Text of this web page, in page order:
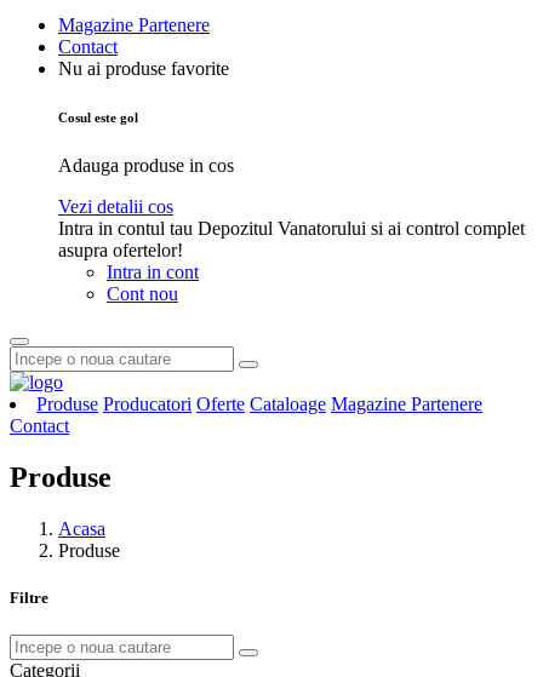
Magazine Partenere
Contact
Nu ai produse favorite
Cosul este gol
Adauga produse in cos
Vezi detalii cos
Intra in contul tau Depozitul Vanatorului si ai control complet
asupra ofertelor!
Intra in cont
Cont nou
Produse Producatori Oferte Cataloage Magazine Partenere
Contact
Produse
Acasa
Produse
Filtre
Categorii